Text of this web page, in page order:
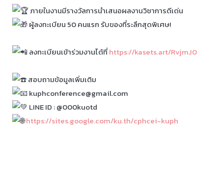
ภายในงานมีรางวัลการนำเสนอผลงานวิชาการดีเด่น
ผู้ลงทะเบียน 50 คนแรก รับของที่ระลึกสุดพิเศษ!
ลงทะเบียนเข้าร่วมงานได้ที่https://kasets.art/RvjmJ0
สอบถามข้อมูลเพิ่มเติม
kuphconference@gmail.com
LINE ID : @000kuotd
https://sites.google.com/ku.th/cphcei-kuph